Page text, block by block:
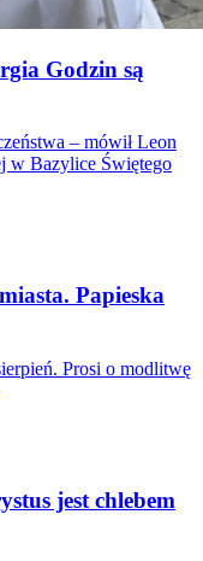
Godzin są
– mówił Leon
w Bazylice Świętego
Papieska
Prosi o modlitwę
jest chlebem